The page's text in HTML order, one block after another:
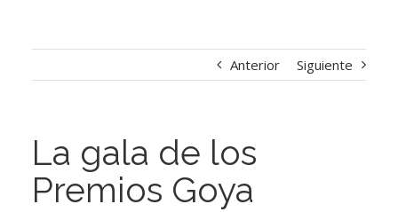
Anterior Siguiente
La gala de los
Premios Goya